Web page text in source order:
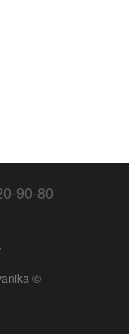
90-80
©